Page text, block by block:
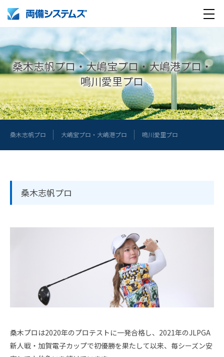
ニ
ュ
ー
製品・サービス
導入事例
企業情報
企業情報トップ
会社概要
グループ企業
社員の幸せへの取り組み
環境への取り組み
採用情報
スタッフ採用
Medical AI product information
桑木志帆プロ・大嶋宝プロ・大嶋港プロ・
鳴川愛里プロ
ジ
桑木志帆プロ 大嶋宝プロ・大嶋港プロ 鳴川愛里プロ
桑木志帆プロ
桑木プロは2020年のプロテストに一発合格し、2021年のJLPGA
新人戦・加賀電子カップで初優勝を果たして以来、毎シーズン安